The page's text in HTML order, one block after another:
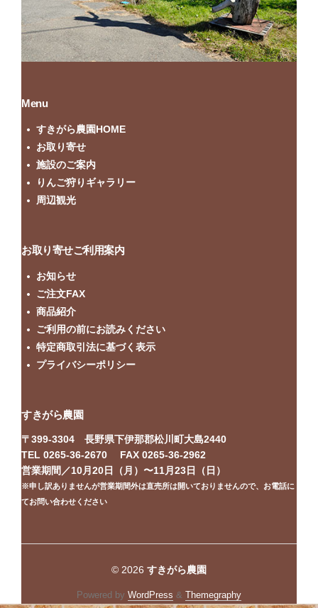
Menu
すきがら農園HOME
お取り寄せ
施設のご案内
りんご狩りギャラリー
周辺観光
お取り寄せご利用案内
お知らせ
ご注文FAX
商品紹介
ご利用の前にお読みください
特定商取引法に基づく表示
プライバシーポリシー
すきがら農園
〒399-3304 長野県下伊那郡松川町大島2440
TEL 0265-36-2670 FAX 0265-36-2962
営業期間／10月20日（月）〜11月23日（日）
※申し訳ありませんが営業期間外は直売所は開いておりませんので、お電話に
てお問い合わせください
© 2026 すきがら農園
Powered by WordPress & Themegraphy